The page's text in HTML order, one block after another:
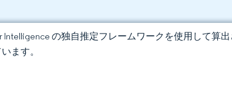
の独自推定フレームワークを使用して算
ます。